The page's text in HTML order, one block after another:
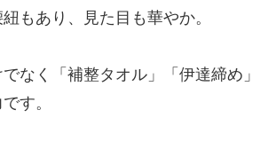
もあり、見た目も華やか。
なく「補整タオル」「伊達締め」
す。